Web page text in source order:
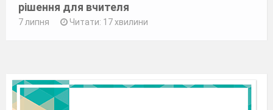
рішення для вчителя
7 липня Читати: 17 хвилини